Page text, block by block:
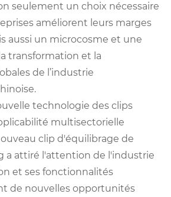
seulement un choix nécessaire
améliorent leurs marges
aussi un microcosme et une
transformation et la
de l’industrie
technologie des clips
multisectorielle
clip d'équilibrage de
a attiré l'attention de l'industrie
et ses fonctionnalités
de nouvelles opportunités